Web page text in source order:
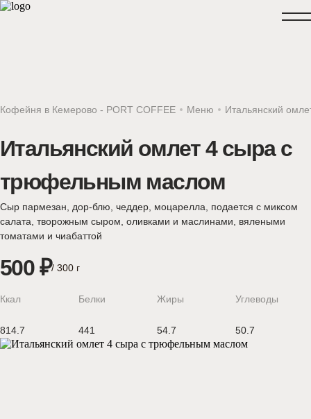
КЕМЕРОВО, ВЕСЕННЯЯ,
09:00 - 22:00 ежедневно
Кофейня в Кемерово - PORT COFFEE Меню Итальянский
Итальянский омлет 4 сыра с
трюфельным маслом
Сыр пармезан, дор-блю, чеддер, моцарелла, подается с миксом
салата, творожным сыром, оливками и маслинами, вялеными
томатами и чиабаттой
500 ₽/ 300 г
Ккал
814.7
Белки
441
Жиры
54.7
Углеводы
50.7